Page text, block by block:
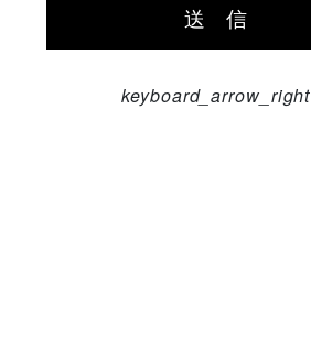
keyboard_arrow_right